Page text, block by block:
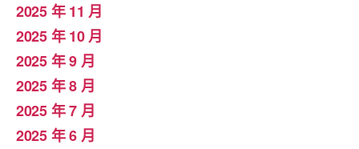
2025 年 11 月
2025 年 10 月
2025 年 9 月
2025 年 8 月
2025 年 7 月
2025 年 6 月